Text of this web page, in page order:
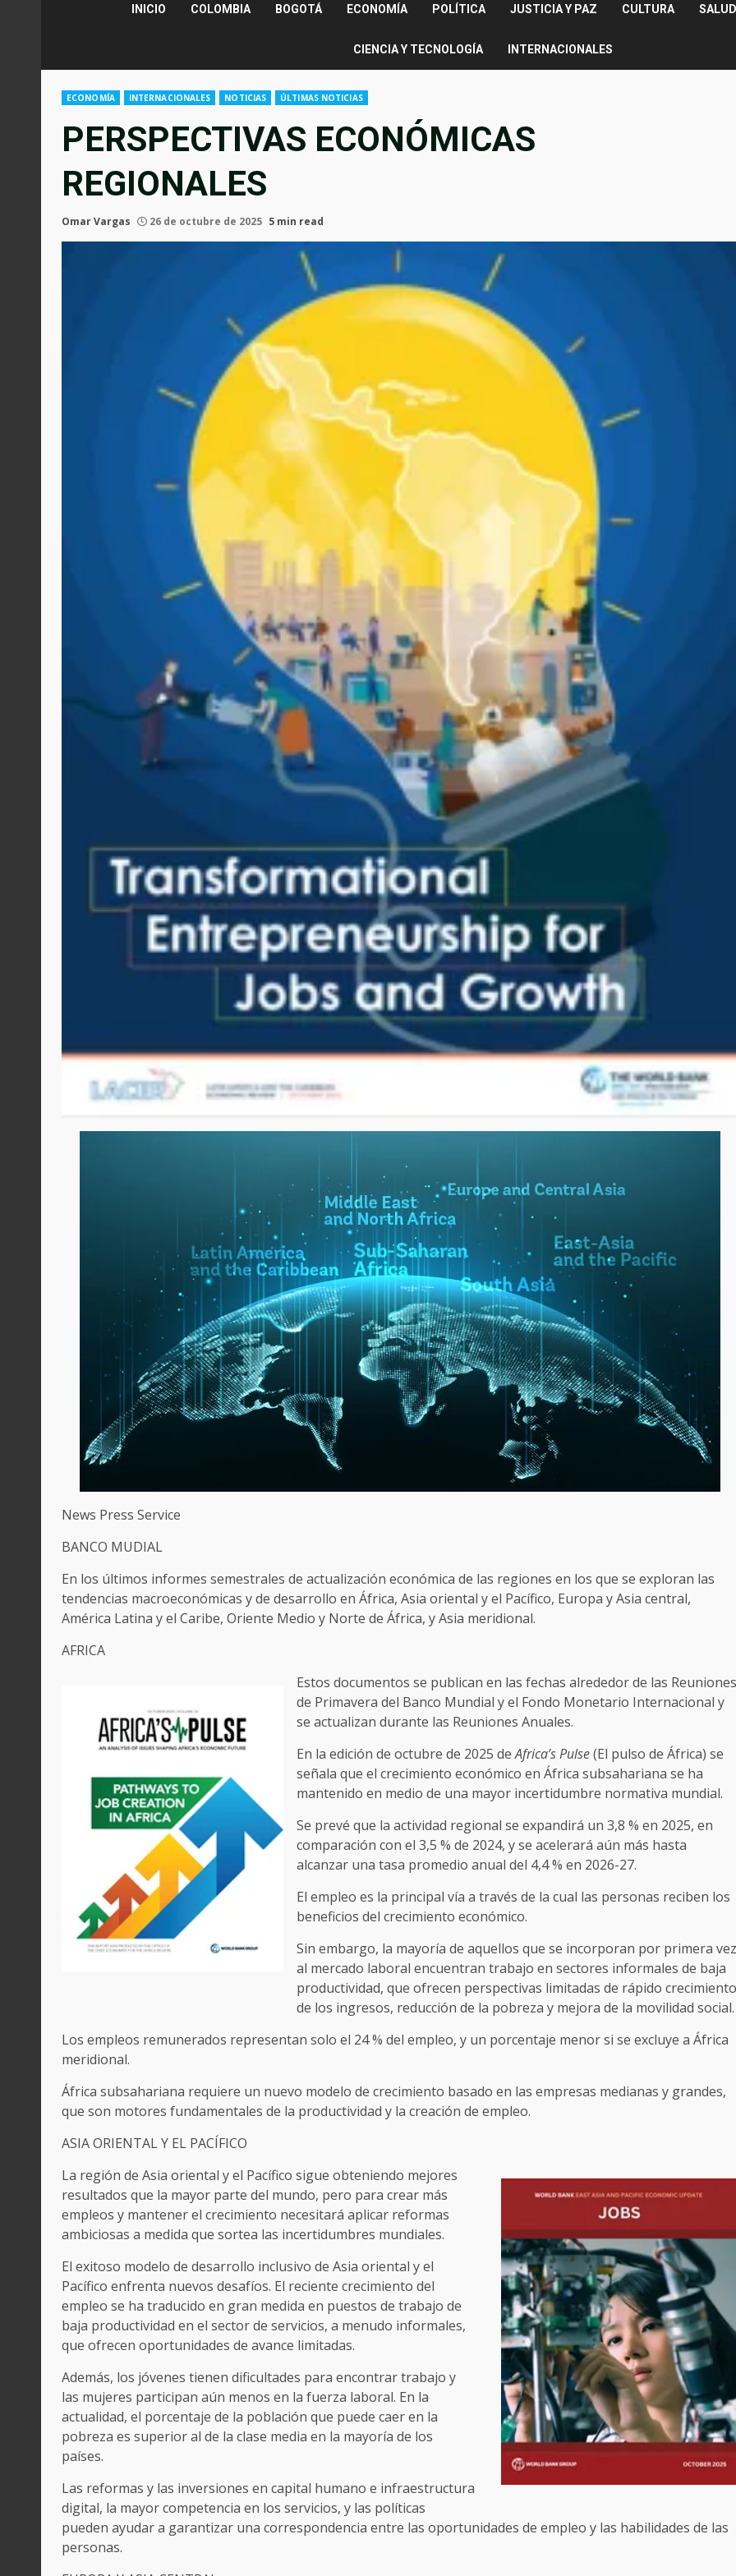
INICIO COLOMBIA BOGOTÁ ECONOMÍA POLÍTICA JUSTICIA Y PAZ CULTURA
CIENCIA Y TECNOLOGÍA INTERNACIONALES
ECONOMÍA INTERNACIONALES NOTICIAS ÚLTIMAS NOTICIAS
PERSPECTIVAS ECONÓMICAS
REGIONALES
Omar Vargas 26 de octubre de 2025 5 min read
News Press Service
BANCO MUDIAL
En los últimos informes semestrales de actualización económica de las regiones en los que se exploran las
tendencias macroeconómicas y de desarrollo en África, Asia oriental y el Pacífico, Europa y Asia central,
América Latina y el Caribe, Oriente Medio y Norte de África, y Asia meridional.
AFRICA
Estos documentos se publican en las fechas alrededor de las Reuniones
de Primavera del Banco Mundial y el Fondo Monetario Internacional y
se actualizan durante las Reuniones Anuales.
En la edición de octubre de 2025 deAfrica’s Pulse(El pulso de África) se
señala que el crecimiento económico en África subsahariana se ha
mantenido en medio de una mayor incertidumbre normativa mundial.
Se prevé que la actividad regional se expandirá un 3,8 % en 2025, en
comparación con el 3,5 % de 2024, y se acelerará aún más hasta
alcanzar una tasa promedio anual del 4,4 % en 2026-27.
El empleo es la principal vía a través de la cual las personas reciben los
beneficios del crecimiento económico.
Sin embargo, la mayoría de aquellos que se incorporan por primera vez
al mercado laboral encuentran trabajo en sectores informales de baja
productividad, que ofrecen perspectivas limitadas de rápido crecimiento
de los ingresos, reducción de la pobreza y mejora de la movilidad social.
Los empleos remunerados representan solo el 24 % del empleo, y un porcentaje menor si se excluye a África
meridional.
África subsahariana requiere un nuevo modelo de crecimiento basado en las empresas medianas y grandes,
que son motores fundamentales de la productividad y la creación de empleo.
ASIA ORIENTAL Y EL PACÍFICO
La región de Asia oriental y el Pacífico sigue obteniendo mejores
resultados que la mayor parte del mundo, pero para crear más
empleos y mantener el crecimiento necesitará aplicar reformas
ambiciosas a medida que sortea las incertidumbres mundiales.
El exitoso modelo de desarrollo inclusivo de Asia oriental y el
Pacífico enfrenta nuevos desafíos. El reciente crecimiento del
empleo se ha traducido en gran medida en puestos de trabajo de
baja productividad en el sector de servicios, a menudo informales,
que ofrecen oportunidades de avance limitadas.
Además, los jóvenes tienen dificultades para encontrar trabajo y
las mujeres participan aún menos en la fuerza laboral. En la
actualidad, el porcentaje de la población que puede caer en la
pobreza es superior al de la clase media en la mayoría de los
países.
Las reformas y las inversiones en capital humano e infraestructura
digital, la mayor competencia en los servicios, y las políticas
pueden ayudar a garantizar una correspondencia entre las oportunidades de empleo y las habilidades de las
personas.